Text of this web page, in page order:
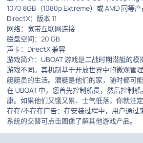
1070 8GB（1080p Extreme）或 AMD 同等产
DirectX：版本 11
网络：宽带互联网连接
磁盘空间：20 GB
声卡：DirectX 兼容
游戏简介：UBOAT 游戏是二战时期潜艇的模
游戏不同。其机制基于开放世界中的微观管
艇艇员的生活。潜艇是他们的家，随时都可能
在 UBOAT 中，您首先控制船员，然后控制
康。如果他们又饿又累、士气低落，你就注定
存在/不存在广告：在安装过程中，用户通过
系统的交替可点击图像了解其他游戏产品。